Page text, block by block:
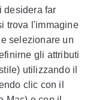
desidera far
trova l'immagine
selezionare un
gli attributi
utilizzando il
clic con il